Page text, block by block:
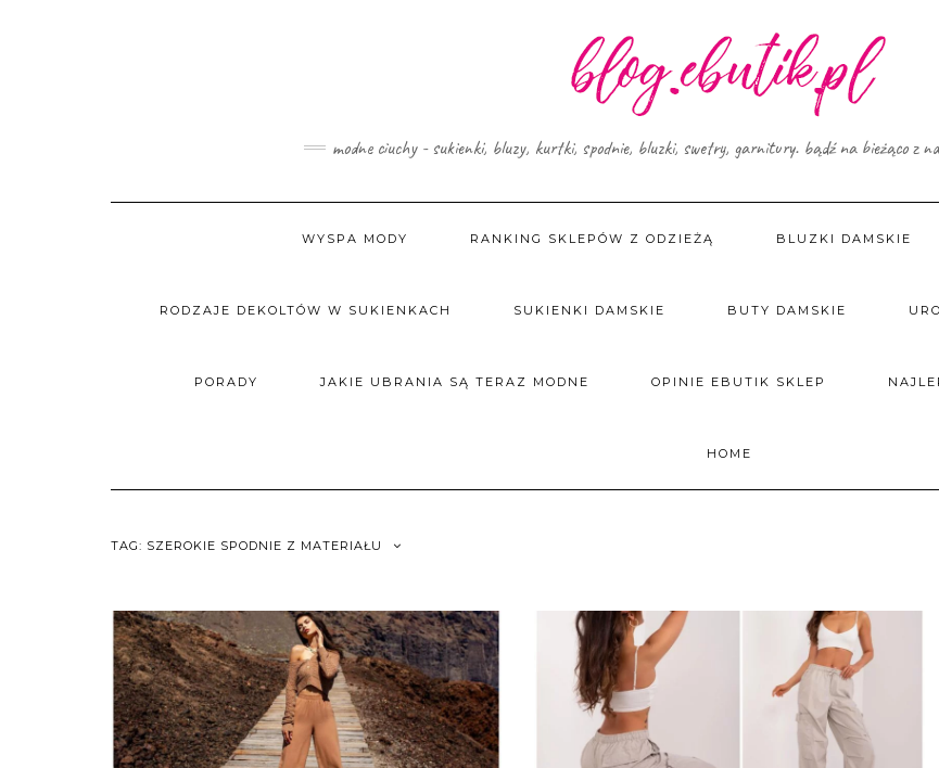
modne ciuchy - sukienki, bluzy, kurtki, spodnie, bluzki, swetry, garnitury. bądź na bieżąco z
WYSPA MODY RANKING SKLEPÓW Z ODZIEŻĄ BLUZKI DAMSKIE
RODZAJE DEKOLTÓW W SUKIENKACH SUKIENKI DAMSKIE BUTY DAMSKIE
PORADY JAKIE UBRANIA SĄ TERAZ MODNE OPINIE EBUTIK SKLEP
HOME
TAG: SZEROKIE SPODNIE Z MATERIAŁU